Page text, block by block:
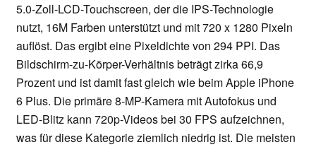
5.0-Zoll-LCD-Touchscreen, der die IPS-Technologie
nutzt, 16M Farben unterstützt und mit 720 x 1280 Pixeln
auflöst. Das ergibt eine Pixeldichte von 294 PPI. Das
Bildschirm-zu-Körper-Verhältnis beträgt zirka 66,9
Prozent und ist damit fast gleich wie beim Apple iPhone
6 Plus. Die primäre 8-MP-Kamera mit Autofokus und
LED-Blitz kann 720p-Videos bei 30 FPS aufzeichnen,
was für diese Kategorie ziemlich niedrig ist. Die meisten